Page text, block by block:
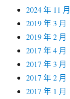
2024 年 11 月
2019 年 3 月
2019 年 2 月
2017 年 4 月
2017 年 3 月
2017 年 2 月
2017 年 1 月